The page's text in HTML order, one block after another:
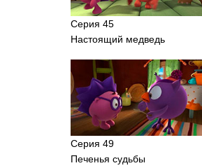
Серия 45
Настоящий медведь
Серия 49
Печенья судьбы